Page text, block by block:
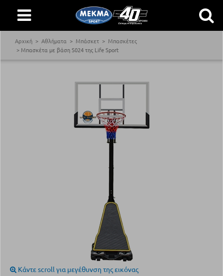
Αρχική Αθλήματα Μπάσκετ
Μπασκέτες
Μπασκέτα με βάση S024 της Life Sport
Κάντε scroll για μεγέθυνση της εικόνας